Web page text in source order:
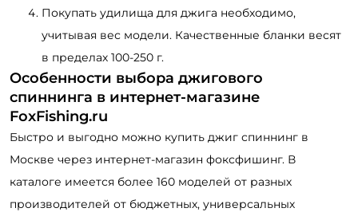
Покупать удилища для джига необходимо,
учитывая вес модели. Качественные бланки весят
в пределах 100-250 г.
Особенности выбора джигового
спиннинга в интернет-магазине
FoxFishing.ru
Быстро и выгодно можно купить джиг спиннинг в
Москве через интернет-магазин фоксфишинг. В
каталоге имеется более 160 моделей от разных
производителей от бюджетных, универсальных